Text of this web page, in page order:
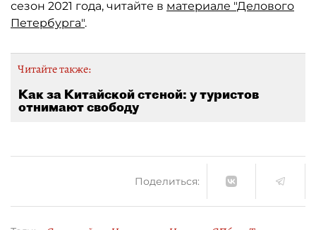
сезон 2021 года, читайте в материале "Делового
Петербурга".
Читайте также:
Как за Китайской стеной: у туристов
отнимают свободу
Поделиться: